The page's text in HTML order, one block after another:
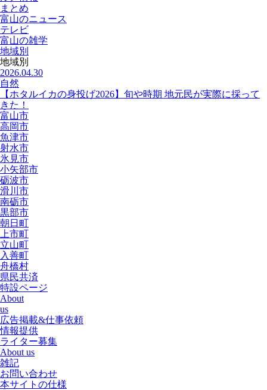
まとめ
富山のニュース
テレビ
富山の雑学
地域別
地域別
2026.04.30
自然
【ホタルイカの身投げ2026】旬や時期 地元民が実際に採って
きた！
富山市
高岡市
魚津市
射水市
氷見市
小矢部市
砺波市
滑川市
南砺市
黒部市
朝日町
上市町
立山町
入善町
舟橋村
県民共済
特設ページ
About
us
広告掲載&仕事依頼
情報提供
ライター募集
About us
雑記
お問い合わせ
本サイトの仕様